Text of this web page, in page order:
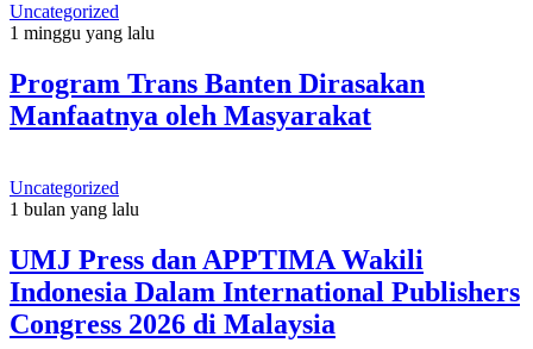
Uncategorized
1 minggu yang lalu
Program Trans Banten Dirasakan
Manfaatnya oleh Masyarakat
Uncategorized
1 bulan yang lalu
UMJ Press dan APPTIMA Wakili
Indonesia Dalam International Publishers
Congress 2026 di Malaysia